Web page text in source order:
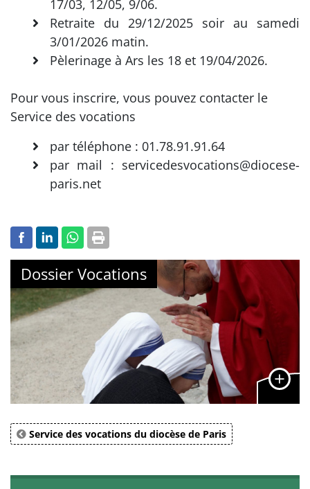
17/03, 12/05, 9/06.
Retraite du 29/12/2025 soir au samedi
3/01/2026 matin.
Pèlerinage à Ars les 18 et 19/04/2026.
Pour vous inscrire, vous pouvez contacter le
Service des vocations
par téléphone : 01.78.91.91.64
par mail : servicedesvocations@diocese-
paris.net
Dossier Vocations
Service des vocations du diocèse de Paris